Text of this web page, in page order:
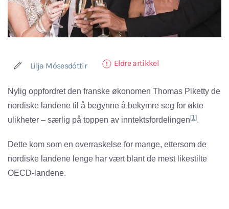
Lilja Mósesdóttir Eldre artikkel
Nylig oppfordret den franske økonomen Thomas Piketty de
nordiske landene til å begynne å bekymre seg for økte
ulikheter – særlig på toppen av inntektsfordelingen[1].
Dette kom som en overraskelse for mange, ettersom de
nordiske landene lenge har vært blant de mest likestilte
OECD-landene.